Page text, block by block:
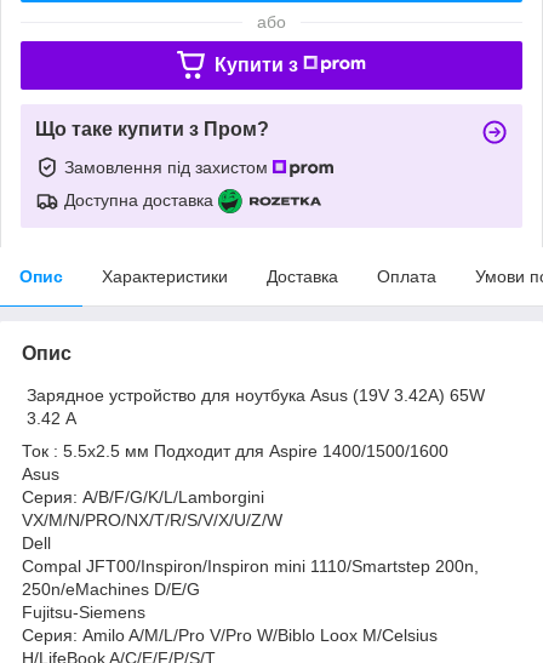
або
Купити з
Що таке купити з Пром?
Замовлення під захистом
Доступна доставка
Опис Характеристики Доставка Оплата Умови
Опис
Зарядное устройство для ноутбука Asus (19V 3.42A) 65W
3.42 А
Ток : 5.5х2.5 мм Подходит для Aspire 1400/1500/1600
Asus
Серия: A/B/F/G/K/L/Lamborgini
VX/M/N/PRO/NX/T/R/S/V/X/U/Z/W
Dell
Compal JFT00/Inspiron/Inspiron mini 1110/Smartstep 200n,
250n/eMachines D/E/G
Fujitsu-Siemens
Серия: Amilo A/M/L/Pro V/Pro W/Biblo Loox M/Celsius
H/LifeBook A/C/E/F/P/S/T